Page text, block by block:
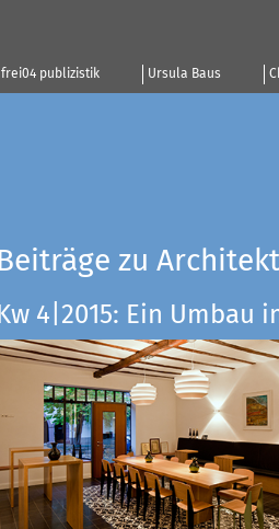
frei04 publizistik Ursula Baus
Beiträge zu
Kw 4|2015: Ein Umbau